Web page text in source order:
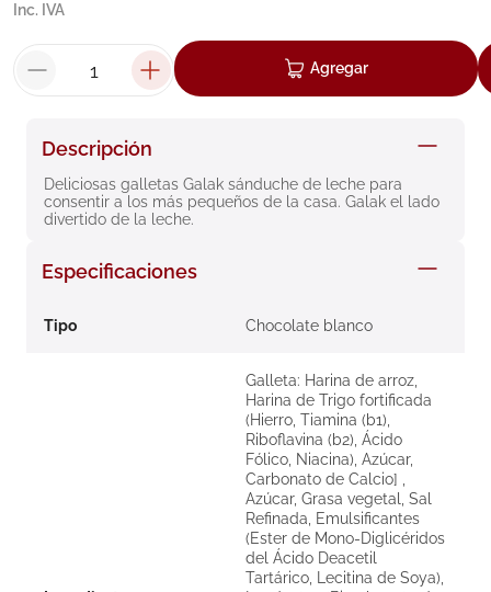
Inc. IVA
Agregar
Descripción
Deliciosas galletas Galak sánduche de leche para
consentir a los más pequeños de la casa. Galak el lado
divertido de la leche.
Especificaciones
Tipo Chocolate blanco
Galleta: Harina de arroz,
Harina de Trigo fortificada
(Hierro, Tiamina (b1),
Riboflavina (b2), Ácido
Fólico, Niacina), Azúcar,
Carbonato de Calcio] ,
Azúcar, Grasa vegetal, Sal
Refinada, Emulsificantes
(Ester de Mono-Diglicéridos
del Ácido Deacetil
Tartárico, Lecitina de Soya),
4.
5. cerave
roche posay
9. megacistin